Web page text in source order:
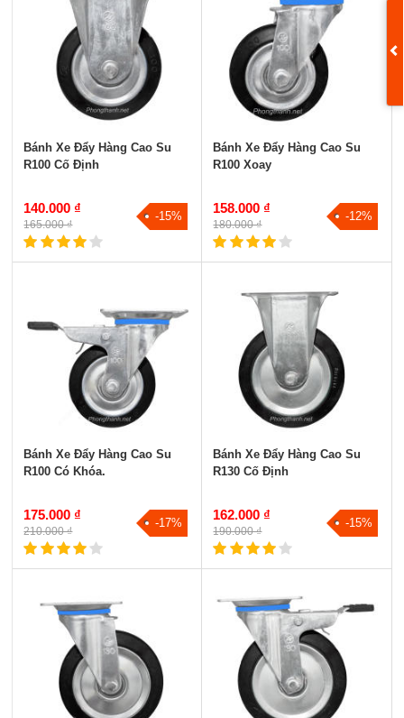
Bánh Xe Đẩy Hàng Cao Su
R100 Cố Định
140.000 ₫
165.000 ₫
-15%
Bánh Xe Đẩy Hàng Cao Su
R100 Xoay
158.000 ₫
180.000 ₫
-12%
Bánh Xe Đẩy Hàng Cao Su
R100 Có Khóa.
175.000 ₫
210.000 ₫
-17%
Bánh Xe Đẩy Hàng Cao Su
R130 Cố Định
162.000 ₫
190.000 ₫
-15%